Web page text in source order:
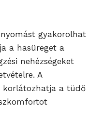
gyakorolhat
a hasüreget a
nehézségeket
A
korlátozhatja a tüdő